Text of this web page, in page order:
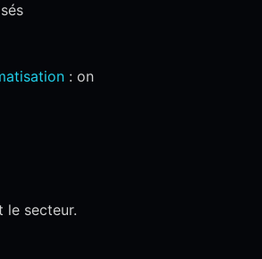
: on
le secteur.